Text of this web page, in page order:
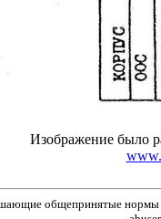
Изображение было
общепринятые нормы